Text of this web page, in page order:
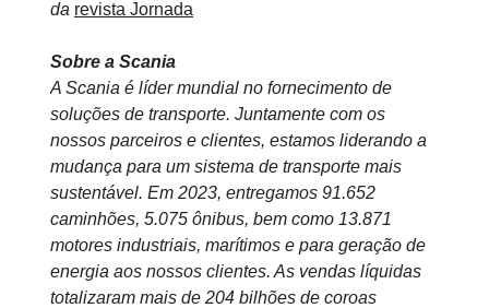
da revista Jornada
Sobre a Scania
A Scania é líder mundial no fornecimento de
soluções de transporte. Juntamente com os
nossos parceiros e clientes, estamos liderando a
mudança para um sistema de transporte mais
sustentável. Em 2023, entregamos 91.652
caminhões, 5.075 ônibus, bem como 13.871
motores industriais, marítimos e para geração de
energia aos nossos clientes. As vendas líquidas
totalizaram mais de 204 bilhões de coroas